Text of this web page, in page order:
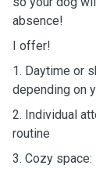
absence!
I offer!
1. Daytime or
depending on
2. Individual attention: meeting your
routine
3. Cozy